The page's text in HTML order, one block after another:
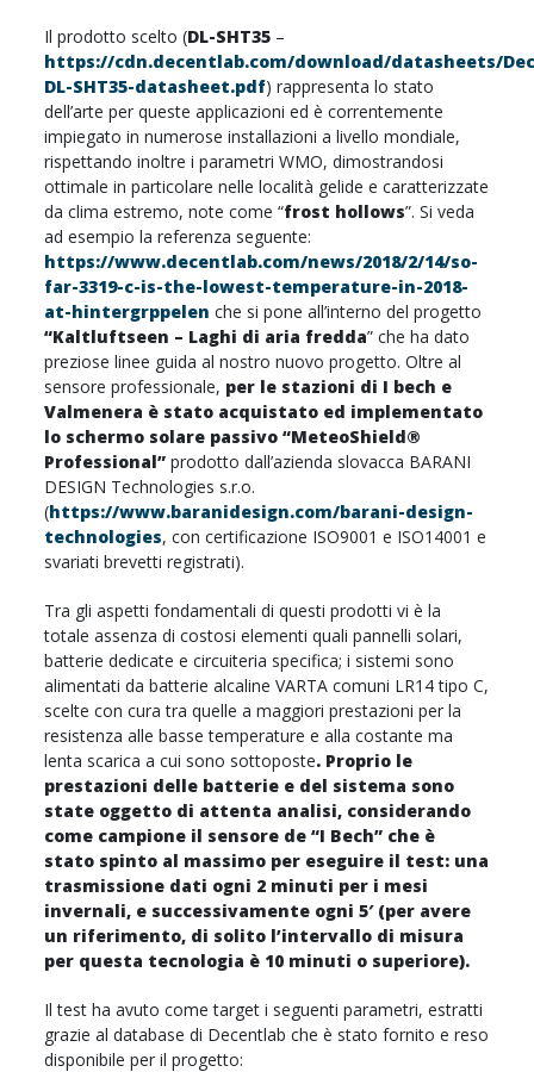
Il prodotto scelto (DL-SHT35 –
https://cdn.decentlab.com/download/datasheets/
DL-SHT35-datasheet.pdf) rappresenta lo stato
dell’arte per queste applicazioni ed è correntemente
impiegato in numerose installazioni a livello mondiale,
rispettando inoltre i parametri WMO, dimostrandosi
ottimale in particolare nelle località gelide e caratterizzate
da clima estremo, note come “frost hollows”. Si veda
ad esempio la referenza seguente:
https://www.decentlab.com/news/2018/2/14/so-
far-3319-c-is-the-lowest-temperature-in-2018-
at-hintergrppelen che si pone all’interno del progetto
“Kaltluftseen – Laghi di aria fredda” che ha dato
preziose linee guida al nostro nuovo progetto. Oltre al
sensore professionale, per le stazioni di I bech e
Valmenera è stato acquistato ed implementato
lo schermo solare passivo “MeteoShield®
Professional” prodotto dall’azienda slovacca BARANI
DESIGN Technologies s.r.o.
(https://www.baranidesign.com/barani-design-
technologies, con certificazione ISO9001 e ISO14001 e
svariati brevetti registrati).
Tra gli aspetti fondamentali di questi prodotti vi è la
totale assenza di costosi elementi quali pannelli solari,
batterie dedicate e circuiteria specifica; i sistemi sono
alimentati da batterie alcaline VARTA comuni LR14 tipo C,
scelte con cura tra quelle a maggiori prestazioni per la
resistenza alle basse temperature e alla costante ma
lenta scarica a cui sono sottoposte. Proprio le
prestazioni delle batterie e del sistema sono
state oggetto di attenta analisi, considerando
come campione il sensore de “I Bech” che è
stato spinto al massimo per eseguire il test: una
trasmissione dati ogni 2 minuti per i mesi
invernali, e successivamente ogni 5′ (per avere
un riferimento, di solito l’intervallo di misura
per questa tecnologia è 10 minuti o superiore).
Il test ha avuto come target i seguenti parametri, estratti
grazie al database di Decentlab che è stato fornito e reso
disponibile per il progetto: